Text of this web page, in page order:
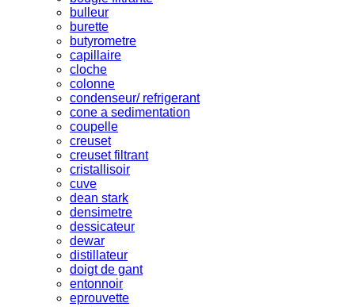
bulleur
burette
butyrometre
capillaire
cloche
colonne
condenseur/ refrigerant
cone a sedimentation
coupelle
creuset
creuset filtrant
cristallisoir
cuve
dean stark
densimetre
dessicateur
dewar
distillateur
doigt de gant
entonnoir
eprouvette